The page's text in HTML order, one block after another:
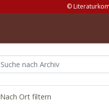
©
Nach Ort filtern